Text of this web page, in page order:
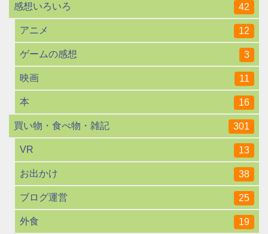
感想いろいろ 42
アニメ 12
ゲームの感想 3
映画 11
本 16
買い物・食べ物・雑記 301
VR 13
お出かけ 38
ブログ運営 25
外食 19